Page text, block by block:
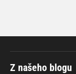
Z našeho blogu